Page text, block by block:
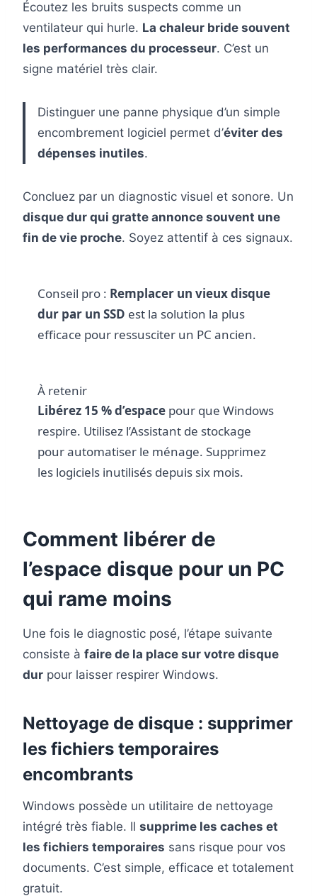
Écoutez les bruits suspects comme un
ventilateur qui hurle. La chaleur bride souvent
les performances du processeur. C’est un
signe matériel très clair.
Distinguer une panne physique d’un simple
encombrement logiciel permet d’éviter des
dépenses inutiles.
Concluez par un diagnostic visuel et sonore. Un
disque dur qui gratte annonce souvent une
fin de vie proche. Soyez attentif à ces signaux.
Conseil pro : Remplacer un vieux disque
dur par un SSD est la solution la plus
efficace pour ressusciter un PC ancien.
À retenir
Libérez 15 % d’espace pour que Windows
respire. Utilisez l’Assistant de stockage
pour automatiser le ménage. Supprimez
les logiciels inutilisés depuis six mois.
Comment libérer de
l’espace disque pour un PC
qui rame moins
Une fois le diagnostic posé, l’étape suivante
consiste à faire de la place sur votre disque
dur pour laisser respirer Windows.
Nettoyage de disque : supprimer
les fichiers temporaires
encombrants
Windows possède un utilitaire de nettoyage
intégré très fiable. Il supprime les caches et
les fichiers temporaires sans risque pour vos
documents. C’est simple, efficace et totalement
gratuit.